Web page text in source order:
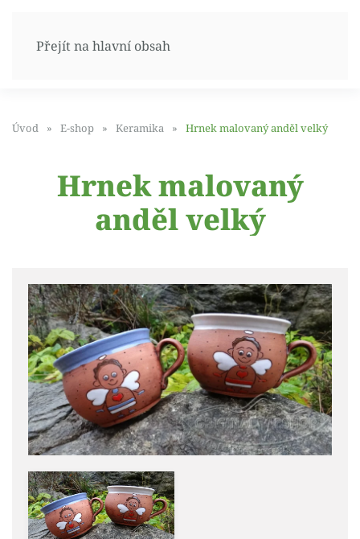
Přejít na hlavní obsah
Úvod E-shop Keramika Hrnek malovaný anděl velký
Hrnek malovaný
anděl velký